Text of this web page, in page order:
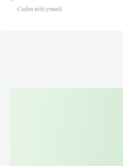
Редакційна політика
Сайт відсутній